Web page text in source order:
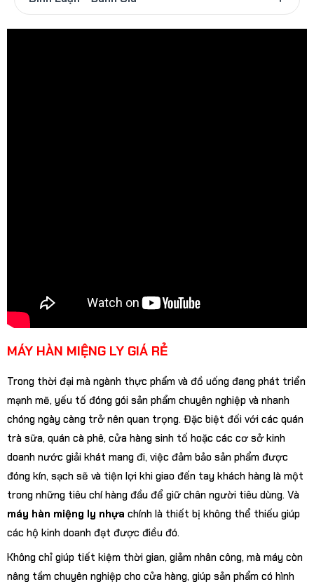
MÁY HÀN MIỆNG LY GIÁ RẺ
Trong thời đại mà ngành thực phẩm và đồ uống đang phát triển
mạnh mẽ, yếu tố đóng gói sản phẩm chuyên nghiệp và nhanh
chóng ngày càng trở nên quan trọng. Đặc biệt đối với các quán
trà sữa, quán cà phê, cửa hàng sinh tố hoặc các cơ sở kinh
doanh nước giải khát mang đi, việc đảm bảo sản phẩm được
đóng kín, sạch sẽ và tiện lợi khi giao đến tay khách hàng là một
trong những tiêu chí hàng đầu để giữ chân người tiêu dùng. Và
máy hàn miệng ly nhựa chính là thiết bị không thể thiếu giúp
các hộ kinh doanh đạt được điều đó.
Không chỉ giúp tiết kiệm thời gian, giảm nhân công, mà máy còn
nâng tầm chuyên nghiệp cho cửa hàng, giúp sản phẩm có hình